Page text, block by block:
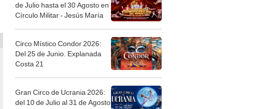
de Julio hasta el 30 Agosto en
Círculo Militar - Jesús María
Circo Místico Condor 2026:
Del 25 de Junio. Explanada
Costa 21
Gran Circo de Ucrania 2026:
del 10 de Julio al 31 de Agosto